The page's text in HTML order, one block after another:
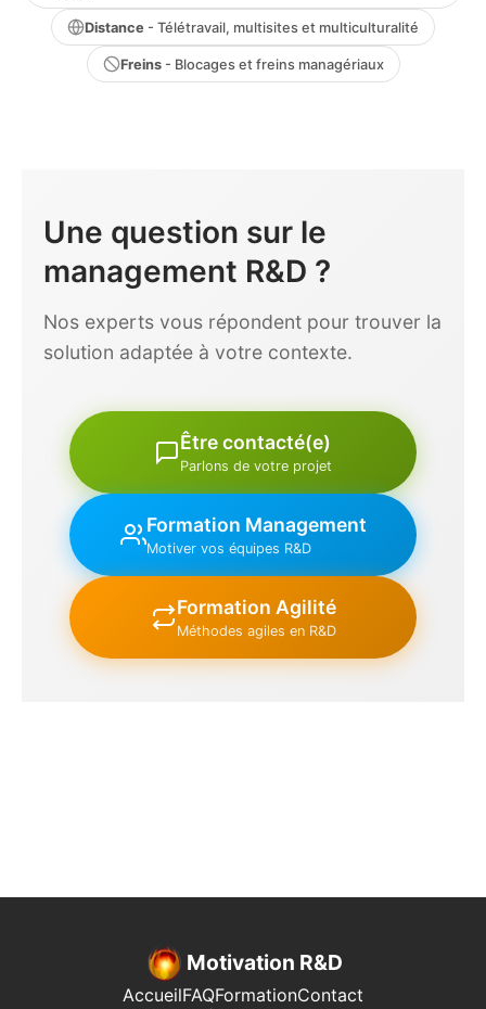
Distance - Télétravail, multisites et multiculturalité
Freins- Blocages et freins managériaux
Une question sur le
management R&D ?
Nos experts vous répondent pour trouver la
solution adaptée à votre contexte.
Être contacté(e)
Parlons de votre projet
Formation Management
Motiver vos équipes R&D
Formation Agilité
Méthodes agiles en R&D
Motivation R&D
AccueilFAQFormationContact